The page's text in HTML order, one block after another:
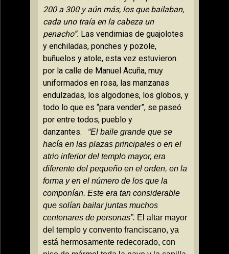
200 a 300 y aún más, los que bailaban,
cada uno traía en la cabeza un
penacho”. Las vendimias de guajolotes
y enchiladas, ponches y pozole,
buñuelos y atole, esta vez estuvieron
por la calle de Manuel Acuña, muy
uniformados en rosa, las manzanas
endulzadas, los algodones, los globos, y
todo lo que es “para vender”, se paseó
por entre todos, pueblo y
danzantes.
“El baile grande que se
hacía en las plazas principales o en el
atrio inferior del templo mayor, era
diferente del pequeño en el orden, en la
forma y en el número de los que la
componían. Este era tan considerable
que solían bailar juntas muchos
centenares de personas”. El altar mayor
del templo y convento franciscano, ya
está hermosamente redecorado, con